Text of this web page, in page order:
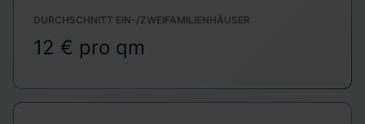
DURCHSCHNITT EIN-/ZWEIFAMILIENHÄUSER
12 € pro qm